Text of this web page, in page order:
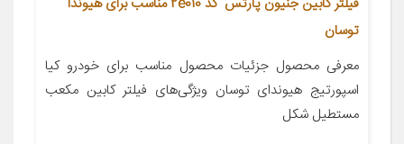
توسان
معرفی محصول جزئیات محصول مناسب برای خودرو کیا
اسپورتیج هیوندای توسان ویژگی‌های فیلتر کابین مکعب
مستطیل شکل